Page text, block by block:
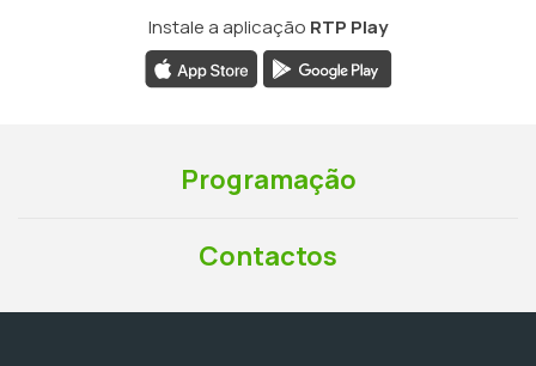
Instale a aplicação RTP Play
Programação
Contactos